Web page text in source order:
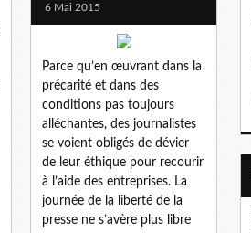
6 Mai 2015
Parce qu’en œuvrant dans la
précarité et dans des
conditions pas toujours
alléchantes, des journalistes
se voient obligés de dévier
de leur éthique pour recourir
à l’aide des entreprises. La
journée de la liberté de la
presse ne s’avère plus libre